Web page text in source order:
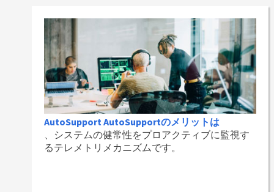
AutoSupport AutoSupportのメリットは
、システムの健常性をプロアクティブに監視す
るテレメトリメカニズムです。